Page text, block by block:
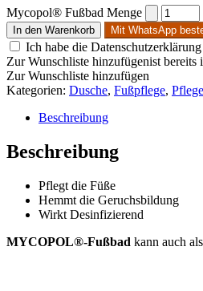
Mycopol® Fußbad Menge
In den Warenkorb Mit WhatsApp
Ich habe die
Zur Wunschliste hinzufügenist bereits
Zur Wunschliste hinzufügen
Kategorien: Dusche, Fußpflege, Pflege
Beschreibung
Beschreibung
Pflegt die Füße
Hemmt die Geruchsbildung
Wirkt Desinfizierend
MYCOPOL®-Fußbad kann auch